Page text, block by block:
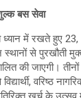
बस सेवा
में रखते हुए
स्थानों से पुरखौती
की जाएगी।
वरिष्ठ